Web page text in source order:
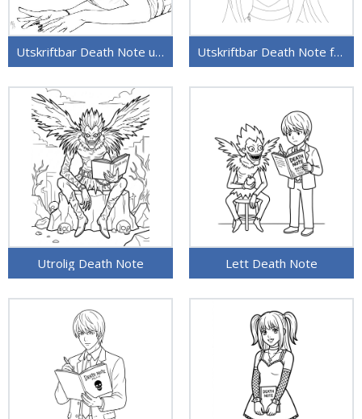
Utskriftbar Death Note uten kostnad Utskriftbar Death Note for barn
Utrolig Death Note Lett Death Note